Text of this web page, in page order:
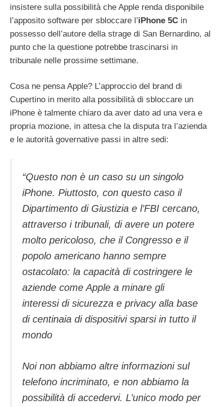
insistere sulla possibilità che Apple renda disponibile
l’apposito software per sbloccare l’iPhone 5C in
possesso dell’autore della strage di San Bernardino, al
punto che la questione potrebbe trascinarsi in
tribunale nelle prossime settimane.
Cosa ne pensa Apple? L’approccio del brand di
Cupertino in merito alla possibilità di sbloccare un
iPhone è talmente chiaro da aver dato ad una vera e
propria mozione, in attesa che la disputa tra l’azienda
e le autorità governative passi in altre sedi:
“Questo non è un caso su un singolo
iPhone. Piuttosto, con questo caso il
Dipartimento di Giustizia e l’FBI cercano,
attraverso i tribunali, di avere un potere
molto pericoloso, che il Congresso e il
popolo americano hanno sempre
ostacolato: la capacità di costringere le
aziende come Apple a minare gli
interessi di sicurezza e privacy alla base
di centinaia di dispositivi sparsi in tutto il
mondo
Noi non abbiamo altre informazioni sul
telefono incriminato, e non abbiamo la
possibilità di accedervi. L’unico modo per